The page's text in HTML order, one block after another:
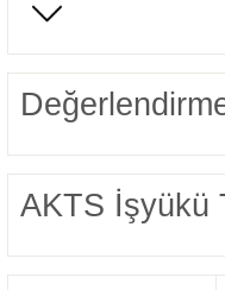
AKTS İşyükü